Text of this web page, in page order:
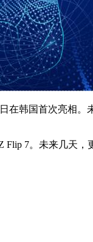
韩国首次亮相
7。未来几天，